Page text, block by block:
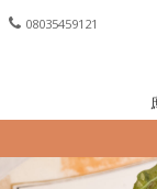
08035459121
Skip to content